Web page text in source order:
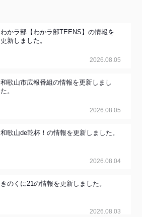
わかラ部【わかラ部TEENS】の情報を
更新しました。
2026.08.05
和歌山市広報番組の情報を更新しまし
た。
2026.08.05
和歌山de乾杯！の情報を更新しました。
2026.08.04
きのくに21の情報を更新しました。
2026.08.03